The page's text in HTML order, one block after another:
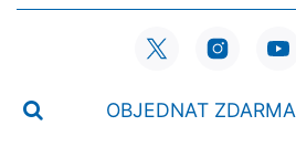
OBJEDNAT ZDARMA